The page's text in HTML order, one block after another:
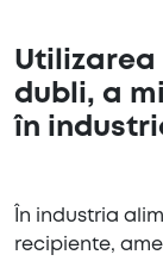
Utilizarea
dubli, a
în
În industria
recipiente,